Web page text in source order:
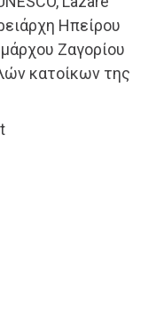
Ηπείρου
Ζαγορίου
κατοίκων της